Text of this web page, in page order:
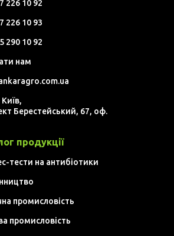
226 10 92
226 10 93
290 10 92
нам
Берестейський, 67, оф.
продукції
тести на антибіотики
промисловість
промисловість